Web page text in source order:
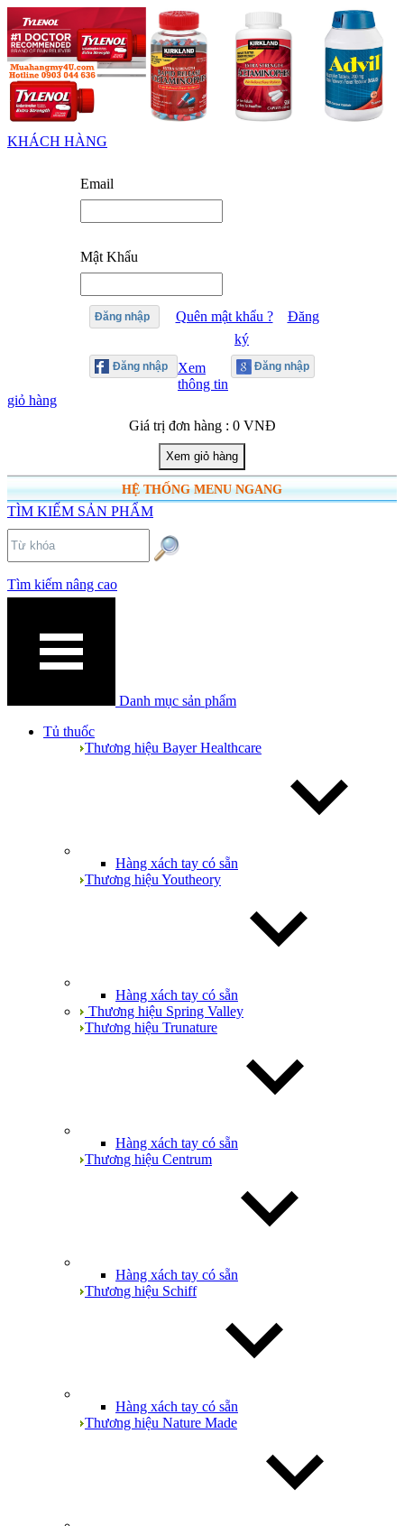
KHÁCH HÀNG
Email
Mật Khẩu
Đăng nhập Quên mật khẩu ?
Đăng
ký
Xem
thông tin
giỏ hàng
Giá trị đơn hàng : 0 VNĐ
HỆ THỐNG MENU NGANG
TÌM KIẾM SẢN PHẨM
Tìm kiếm nâng cao
Danh mục sản phẩm
Tủ thuốc
Thương hiệu Bayer Healthcare
Hàng xách tay có sẵn
Thương hiệu Youtheory
Hàng xách tay có sẵn
Thương hiệu Spring Valley
Thương hiệu Trunature
Hàng xách tay có sẵn
Thương hiệu Centrum
Hàng xách tay có sẵn
Thương hiệu Schiff
Hàng xách tay có sẵn
Thương hiệu Nature Made